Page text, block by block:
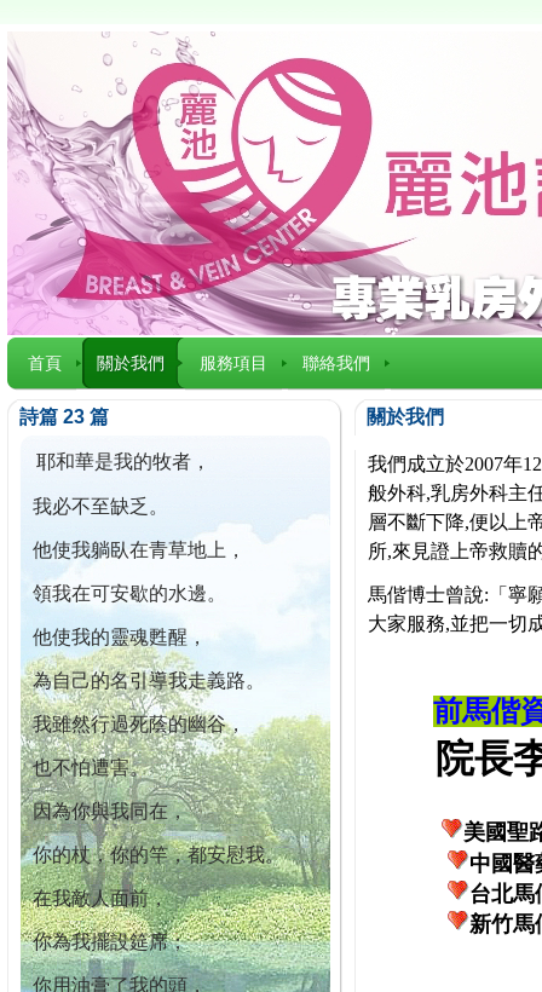
首頁 關於我們 服務項目 聯絡我們
詩篇 23 篇
耶和華是我的牧者，
我必不至缺乏。
他使我躺臥在青草地上，
領我在可安歇的水邊。
他使我的靈魂甦醒，
為自己的名引導我走義路。
我雖然行過死蔭的幽谷，
也不怕遭害。
因為你與我同在，
你的杖，你的竿，都安慰我。
在我敵人面前，
你為我擺設筵席；
你用油膏了我的頭，
關於我們
我們成立於2007年
般外科,乳房外科主
層不斷下降,便以上
所,來見證上帝救贖
馬偕博士曾說:「寧
大家服務,並把一切
前馬偕
院長李
美國聖
中國醫
台北馬
新竹馬